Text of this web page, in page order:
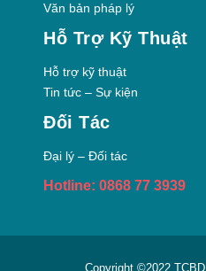
Văn bản pháp lý
Hỗ Trợ Kỹ Thuật
Hỗ trợ kỹ thuật
Tin tức – Sự kiện
Đối Tác
Đại lý – Đối tác
Hotline: 0868 77 3939
Copyright ©2022 TCBD